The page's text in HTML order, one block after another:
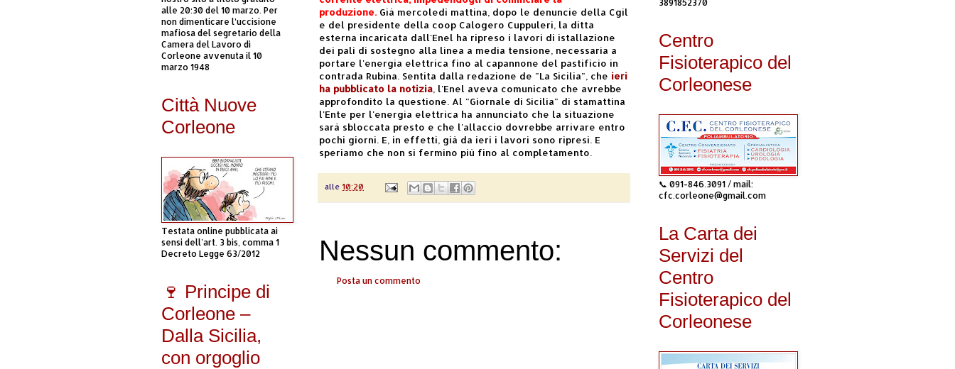
produzione. Già mercoledì mattina, dopo le denuncie della Cgil
e del presidente della coop Calogero Cuppuleri, la ditta
esterna incaricata dall'Enel ha ripreso i lavori di istallazione
dei pali di sostegno alla linea a media tensione, necessaria a
portare l'energia elettrica fino al capannone del pastificio in
contrada Rubina. Sentita dalla redazione de "La Sicilia", che ieri
ha pubblicato la notizia , l'Enel aveva comunicato che avrebbe
approfondito la questione. Al "Giornale di Sicilia" di stamattina
l'Ente per l'energia elettrica ha annunciato che la situazione
sarà sbloccata presto e che l'allaccio dovrebbe arrivare entro
pochi giorni. E, in effetti, già da ieri i lavori sono ripresi. E
speriamo che non si fermino più fino al completamento.
alle 10:20
Nessun commento:
Posta un commento
alle 20:30 del 10 marzo. Per
non dimenticare l’uccisione
mafiosa del segretario della
Camera del Lavoro di
Corleone avvenuta il 10
marzo 1948
Città Nuove
Corleone
Testata online pubblicata ai
sensi dell'art. 3 bis, comma 1
Decreto Legge 63/2012
🍷 Principe di
Corleone –
Dalla Sicilia,
con orgoglio
3891852370
Centro
Fisioterapico del
Corleonese
📞 091-846.3091 / mail:
cfc.corleone@gmail.com
La Carta dei
Servizi del
Centro
Fisioterapico del
Corleonese